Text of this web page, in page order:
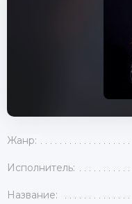
Жанр:
Исполнитель:
Название: